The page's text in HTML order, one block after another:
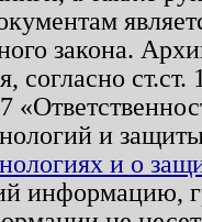
закона.
согласно
и
и о
информацию,